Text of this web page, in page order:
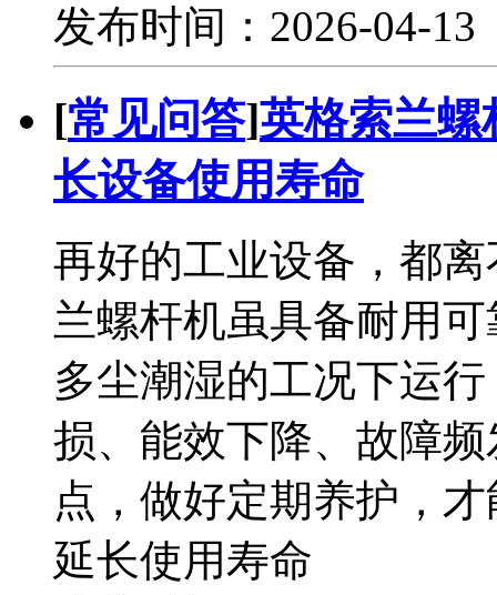
发布时间：2026-04-
[常见问答]英格索兰螺
长设备使用寿命
再好的工业设备，都
兰螺杆机虽具备耐用
多尘潮湿的工况下运
损、能效下降、故障
点，做好定期养护，
延长使用寿命